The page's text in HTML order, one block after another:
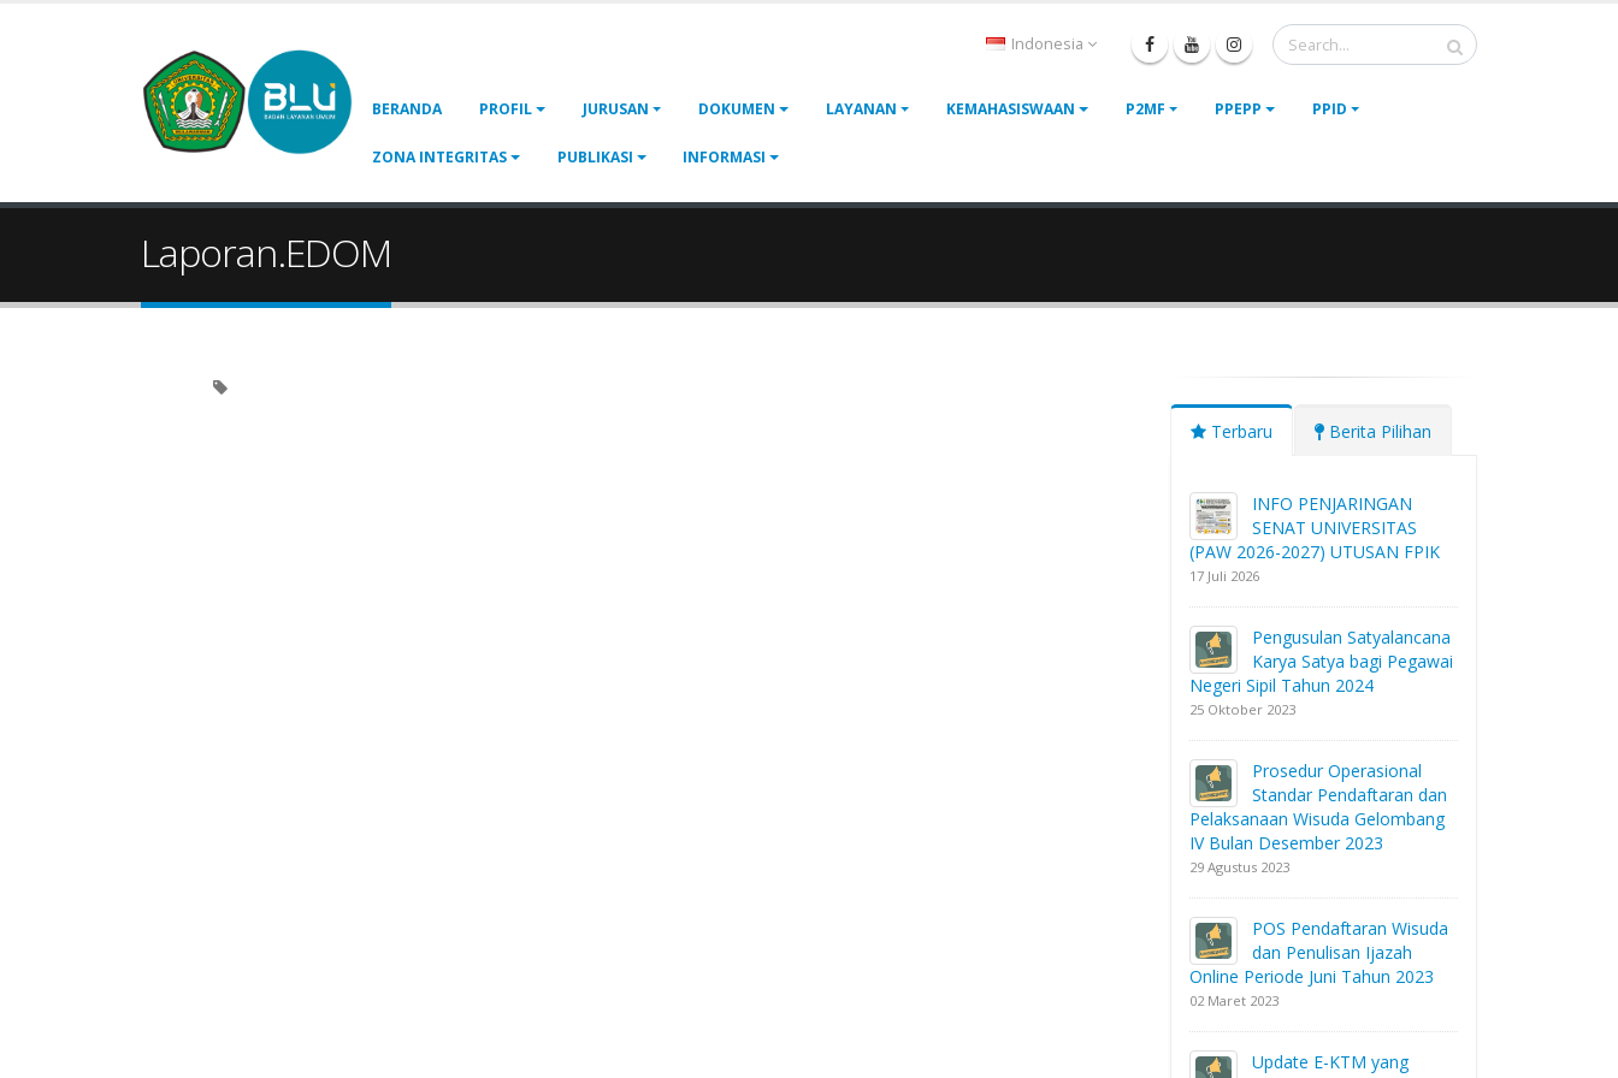
Indonesia
BERANDA PROFIL JURUSAN DOKUMEN LAYANAN KEMAHASISWAAN P2MF PPEPP PPID
ZONA INTEGRITAS PUBLIKASI INFORMASI
Laporan.EDOM
Terbaru Berita Pilihan
INFO PENJARINGAN
SENAT UNIVERSITAS
(PAW 2026-2027) UTUSAN FPIK
17 Juli 2026
Pengusulan Satyalancana
Karya Satya bagi Pegawai
Negeri Sipil Tahun 2024
25 Oktober 2023
Prosedur Operasional
Standar Pendaftaran dan
Pelaksanaan Wisuda Gelombang
IV Bulan Desember 2023
29 Agustus 2023
POS Pendaftaran Wisuda
dan Penulisan Ijazah
Online Periode Juni Tahun 2023
02 Maret 2023
Update E-KTM yang